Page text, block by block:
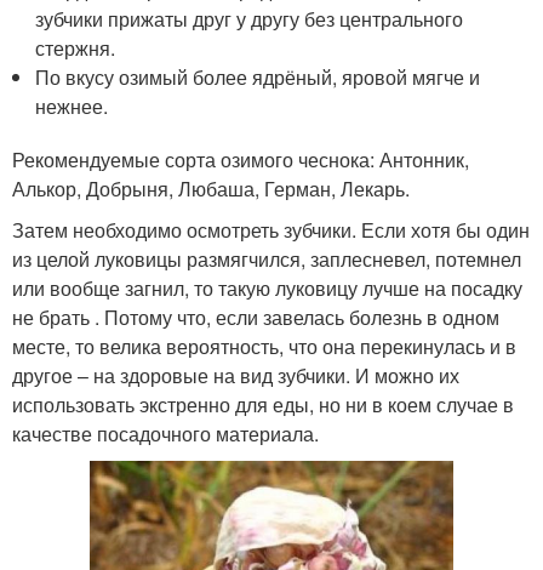
зубчики прижаты друг у другу без центрального
стержня.
По вкусу озимый более ядрёный, яровой мягче и
нежнее.
Рекомендуемые сорта озимого чеснока: Антонник,
Алькор, Добрыня, Любаша, Герман, Лекарь.
Затем необходимо осмотреть зубчики. Если хотя бы один
из целой луковицы размягчился, заплесневел, потемнел
или вообще загнил, то такую луковицу лучше на посадку
не брать . Потому что, если завелась болезнь в одном
месте, то велика вероятность, что она перекинулась и в
другое – на здоровые на вид зубчики. И можно их
использовать экстренно для еды, но ни в коем случае в
качестве посадочного материала.